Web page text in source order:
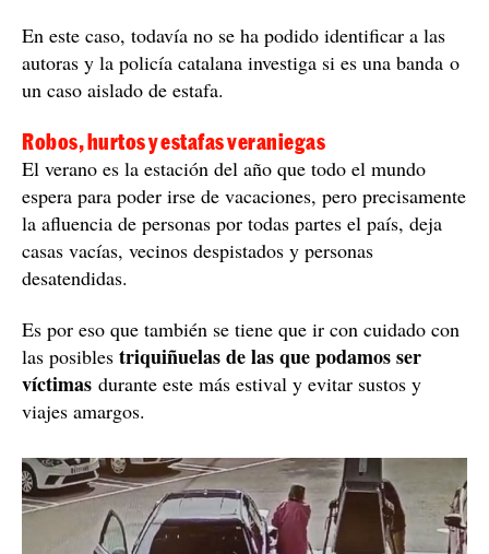
En este caso, todavía no se ha podido identificar a las
autoras y la policía catalana investiga si es una banda o
un caso aislado de estafa.
Robos, hurtos y estafas veraniegas
El verano es la estación del año que todo el mundo
espera para poder irse de vacaciones, pero precisamente
la afluencia de personas por todas partes el país, deja
casas vacías, vecinos despistados y personas
desatendidas.
Es por eso que también se tiene que ir con cuidado con
las posibles triquiñuelas de las que podamos ser
víctimas durante este más estival y evitar sustos y
viajes amargos.